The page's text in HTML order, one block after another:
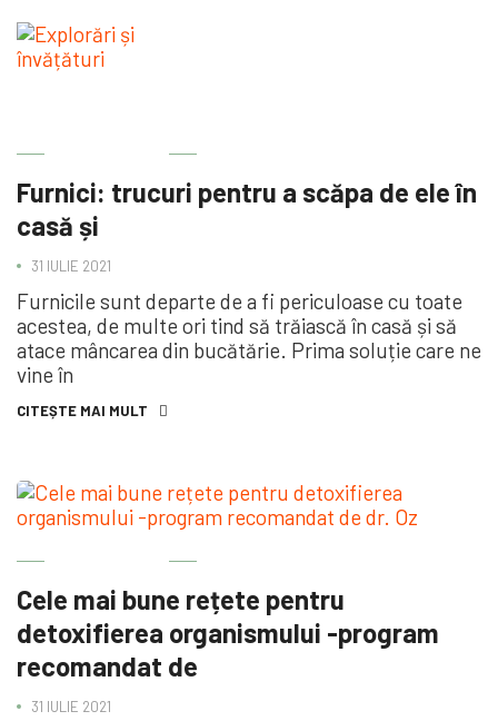
Furnici: trucuri pentru a scăpa de ele în
casă și
31 IULIE 2021
Furnicile sunt departe de a fi periculoase cu toate
acestea, de multe ori tind să trăiască în casă și să
atace mâncarea din bucătărie. Prima soluție care ne
vine în
CITEȘTE MAI MULT
Cele mai bune rețete pentru
detoxifierea organismului -program
recomandat de
31 IULIE 2021